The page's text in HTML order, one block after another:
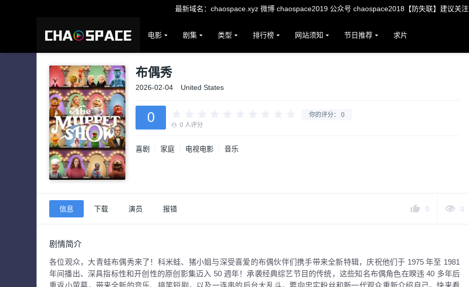
最新域名：chaospace.xyz 微博 chaospace2019 公众号 chaospace2018【防失联】建议关注
电影 剧集 类型 排行榜 网站须知 节日推荐 求片
布偶秀
2026-02-04 United States
你的评分： 0
0 0 人评分
喜剧 家庭 电视电影 音乐
0 0
信息 下载 演员 报错
剧情简介
各位观众，大青蛙布偶秀来了！科米蛙、猪小姐与深受喜爱的布偶伙伴们携手带来全新特辑，庆祝他们于 1975 年至 1981
年间播出、深具指标性和开创性的原创影集迈入 50 週年！承袭经典综艺节目的传统，这些知名布偶角色在睽违 40 多年后